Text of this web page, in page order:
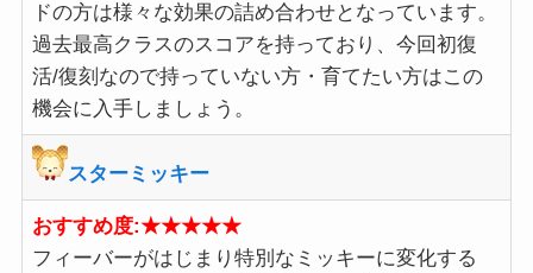
ドの方は様々な効果の詰め合わせとなっています。
過去最高クラスのスコアを持っており、今回初復
活/復刻なので持っていない方・育てたい方はこの
機会に入手しましょう。
スターミッキー
おすすめ度:★★★★★
フィーバーがはじまり特別なミッキーに変化する